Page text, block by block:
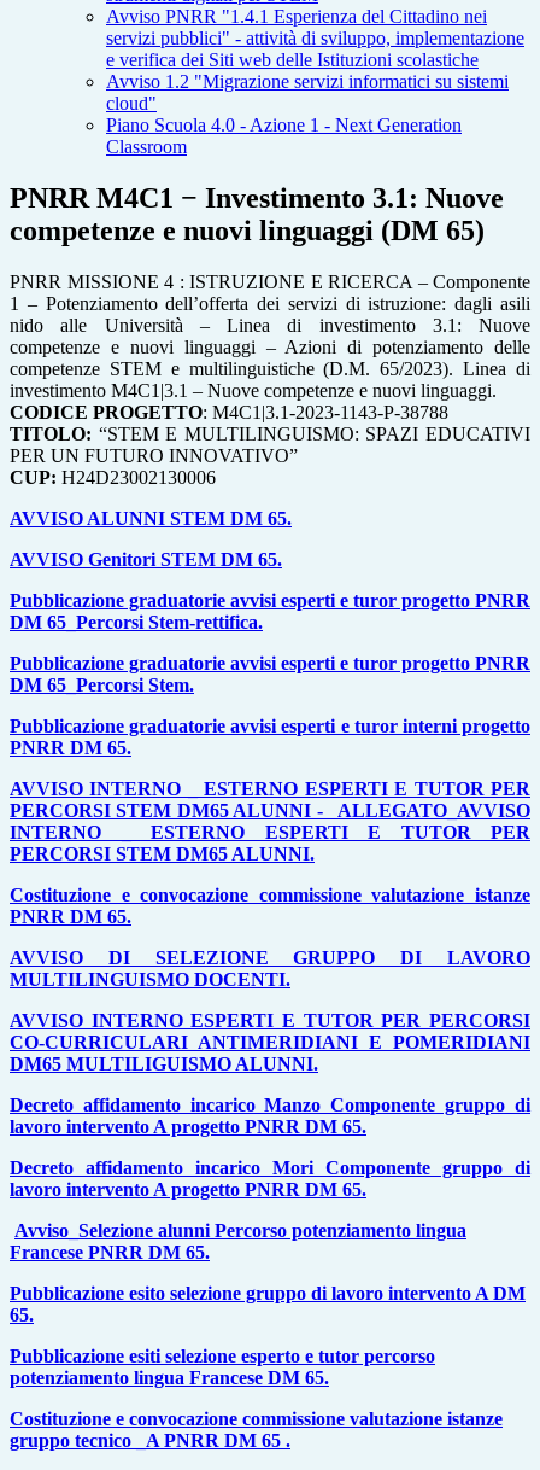
Avviso PNRR "1.4.1 Esperienza del Cittadino nei
servizi pubblici" - attività di sviluppo, implementazione
e verifica dei Siti web delle Istituzioni scolastiche
Avviso 1.2 "Migrazione servizi informatici su sistemi
cloud"
Piano Scuola 4.0 - Azione 1 - Next Generation
Classroom
PNRR M4C1 − Investimento 3.1: Nuove
competenze e nuovi linguaggi (DM 65)
PNRR MISSIONE 4 : ISTRUZIONE E RICERCA – Componente
1 – Potenziamento dell’offerta dei servizi di istruzione: dagli asili
nido alle Università – Linea di investimento 3.1: Nuove
competenze e nuovi linguaggi – Azioni di potenziamento delle
competenze STEM e multilinguistiche (D.M. 65/2023). Linea di
investimento M4C1|3.1 – Nuove competenze e nuovi linguaggi.
CODICE PROGETTO: M4C1|3.1-2023-1143-P-38788
TITOLO: “STEM E MULTILINGUISMO: SPAZI EDUCATIVI
PER UN FUTURO INNOVATIVO”
CUP: H24D23002130006
AVVISO ALUNNI STEM DM 65.
AVVISO Genitori STEM DM 65.
Pubblicazione graduatorie avvisi esperti e turor progetto PNRR
DM 65_Percorsi Stem-rettifica.
Pubblicazione graduatorie avvisi esperti e turor progetto PNRR
DM 65_Percorsi Stem.
Pubblicazione graduatorie avvisi esperti e turor interni progetto
PNRR DM 65.
AVVISO INTERNO _ ESTERNO ESPERTI E TUTOR PER
PERCORSI STEM DM65 ALUNNI - ALLEGATO_AVVISO
INTERNO _ ESTERNO ESPERTI E TUTOR PER
PERCORSI STEM DM65 ALUNNI.
Costituzione e convocazione commissione valutazione istanze
PNRR DM 65.
AVVISO DI SELEZIONE GRUPPO DI LAVORO
MULTILINGUISMO DOCENTI.
AVVISO INTERNO ESPERTI E TUTOR PER PERCORSI
CO-CURRICULARI ANTIMERIDIANI E POMERIDIANI
DM65 MULTILIGUISMO ALUNNI.
Decreto affidamento incarico Manzo Componente gruppo di
lavoro intervento A progetto PNRR DM 65.
Decreto affidamento incarico Mori Componente gruppo di
lavoro intervento A progetto PNRR DM 65.
Avviso_Selezione alunni Percorso potenziamento lingua
Francese PNRR DM 65.
Pubblicazione esito selezione gruppo di lavoro intervento A DM
65.
Pubblicazione esiti selezione esperto e tutor percorso
potenziamento lingua Francese DM 65.
Costituzione e convocazione commissione valutazione istanze
gruppo tecnico _A PNRR DM 65 .